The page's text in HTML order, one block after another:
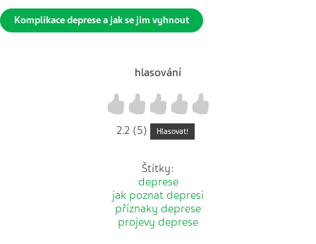
Komplikace deprese a jak se jim vyhnout
hlasování
4
3
2
1
2.2 (5) Hlasovat!
Štítky:
deprese
jak poznat depresi
příznaky deprese
projevy deprese